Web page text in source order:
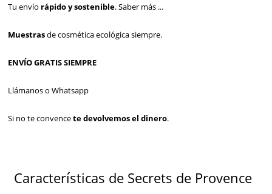
Tu envío rápido y sostenible.Saber más ...
Muestrasde cosmética ecológica siempre.
ENVÍO GRATIS SIEMPRE
Llámanos o Whatsapp
Si no te convencete devolvemos el dinero.
Características de Secrets de Provence